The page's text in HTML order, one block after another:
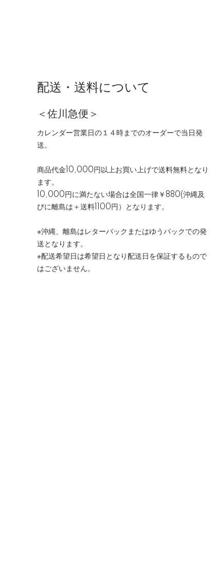
配送・送料について
＜佐川急便＞
カレンダー営業日の１４時までのオーダーで当日発
送。
商品代金10,000円以上お買い上げで送料無料となり
ます。
10,000円に満たない場合は全国一律￥880(沖縄及
びに離島は＋送料1100円）となります。
※沖縄、離島はレターパックまたはゆうパックでの発
送となります。
※配送希望日は希望日となり配送日を保証するもので
はございません。